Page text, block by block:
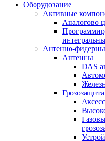
Оборудование
Активные
Аналогово
Антенно-
Антенны
DAS
Грозозащита